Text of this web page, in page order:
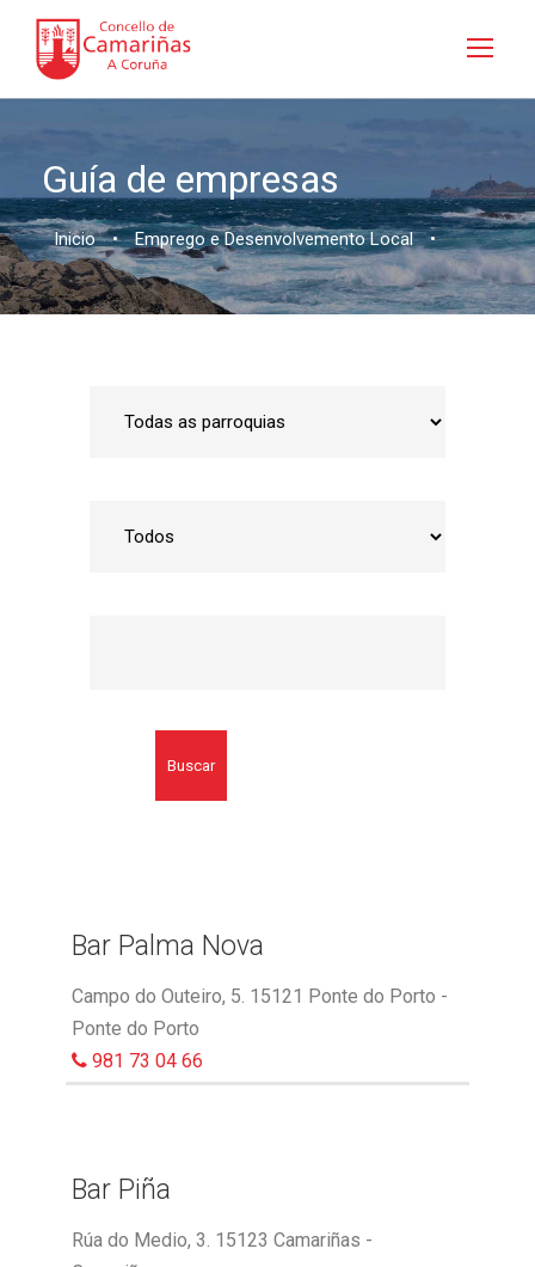
Guía de empresas
Inicio • Emprego e Desenvolvemento Local •
Buscar
Bar Palma Nova
Campo do Outeiro, 5. 15121 Ponte do Porto -
Ponte do Porto
981 73 04 66
Bar Piña
Rúa do Medio, 3. 15123 Camariñas -